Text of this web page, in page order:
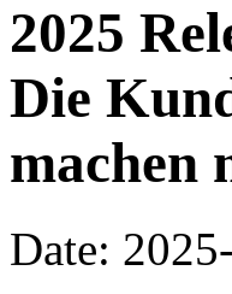
2025
Die
machen
Date: